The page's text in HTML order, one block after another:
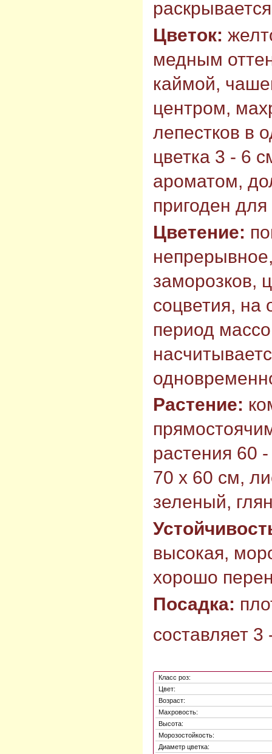
Цветок:
медным
каймой,
центром,
лепестков в
цветка 3 - 6
ароматом,
пригоден для
Цветение:
заморозков,
соцветия, на
период
Растение:
растения 60
70 х 60 см,
зеленый,
высокая,
хорошо
Посадка:
составляет
Класс роз:
Цвет:
Возраст:
Махровость:
Высота:
Морозостойкость:
Диаметр цветка: